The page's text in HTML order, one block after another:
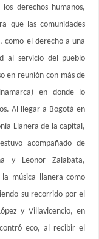
derechos humanos,
que las comunidades
como el derecho a una
al servicio del pueblo
en reunión con más de
en donde lo
Al llegar a Bogotá en
Llanera de la capital,
acompañado de
y Leonor Zalabata,
música llanera como
su recorrido por el
y Villavicencio, en
eco, al recibir el